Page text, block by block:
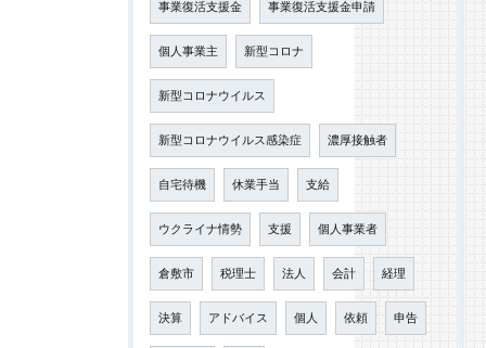
事業復活支援金 事業復活支援金申請
個人事業主 新型コロナ
新型コロナウイルス
新型コロナウイルス感染症 濃厚接触者
自宅待機 休業手当 支給
ウクライナ情勢 支援 個人事業者
倉敷市 税理士 法人 会計 経理
決算 アドバイス 個人 依頼 申告